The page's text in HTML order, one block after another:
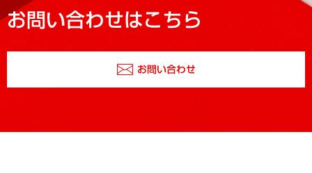
お問い合わせはこちら
お問い合わせ